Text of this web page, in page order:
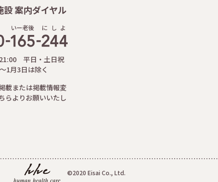
案内ダイヤル
いー老後 に し よ
平日・土日祝
1月3日は除く
載または掲載情報変
らよりお願いいたし
©2020 Eisai Co., Ltd.